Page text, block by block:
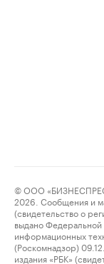
© ООО
2026. Сообщения и
(свидетельство о
выдано Федеральной
информационных
(Роскомнадзор)
издания «РБК»